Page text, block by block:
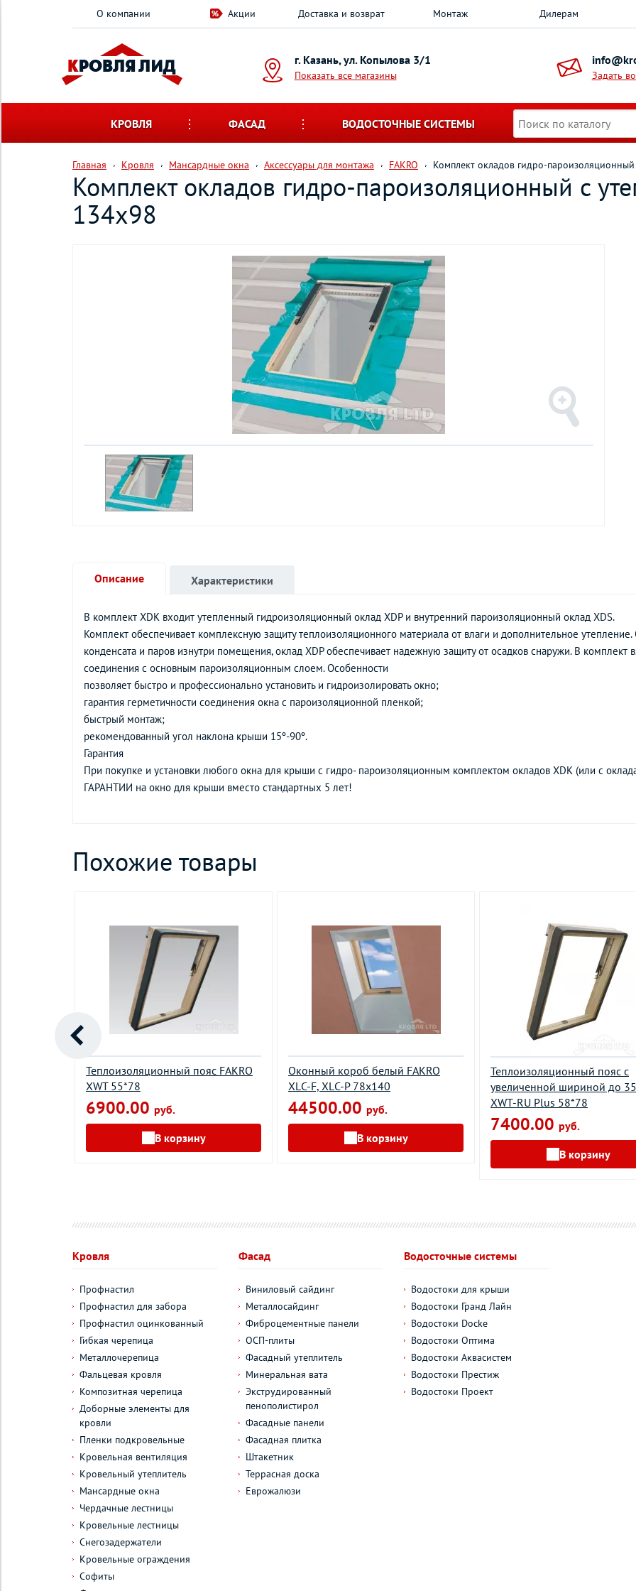
О компании Акции Доставка и возврат Монтаж Дилерам
г. Казань, ул. Копылова 3/1
Показать все магазины Задать
КРОВЛЯ ФАСАД ВОДОСТОЧНЫЕ СИСТЕМЫ
Главная Кровля Мансардные окна Аксессуары для монтажа FAKRO Комплект окладов гидро-
Комплект окладов гидро-пароизоляционный c
134х98
Описание
В комплект XDK входит утепленный гидроизоляционный оклад XDP и внутренний пароизоляционный оклад XDS.
Комплект обеспечивает комплексную защиту теплоизоляционного материала от влаги и дополнительное
конденсата и паров изнутри помещения, оклад XDP обеспечивает надежную защиту от осадков снаружи. В
соединения с основным пароизоляционным слоем. Особенности
позволяет быстро и профессионально установить и гидроизолировать окно;
гарантия герметичности соединения окна с пароизоляционной пленкой;
быстрый монтаж;
рекомендованный угол наклона крыши 15º-90º.
Гарантия
При покупке и установки любого окна для крыши с гидро- пароизоляционным комплектом окладов XDK (или с
ГАРАНТИИ на окно для крыши вместо стандартных 5 лет!
Характеристики
Похожие товары
Теплоизоляционный пояс FAKRO
XWT 55*78
6900.00 руб.
В корзину
Оконный короб белый FAKRO
XLС-F, XLС-P 78х140
44500.00 руб.
В корзину
Теплоизоляционный пояс с
увеличенной шириной до
XWT-RU Plus 58*78
7400.00 руб.
В корзину
Кровля
Профнастил
Профнастил для забора
Профнастил оцинкованный
Гибкая черепица
Металлочерепица
Фальцевая кровля
Композитная черепица
Доборные элементы для
кровли
Пленки подкровельные
Кровельная вентиляция
Кровельный утеплитель
Мансардные окна
Чердачные лестницы
Кровельные лестницы
Снегозадержатели
Кровельные ограждения
Софиты
Фасад
Виниловый сайдинг
Металлосайдинг
Фиброцементные панели
ОСП-плиты
Фасадный утеплитель
Минеральная вата
Экструдированный
пенополистирол
Фасадные панели
Фасадная плитка
Штакетник
Террасная доска
Еврожалюзи
Водосточные системы
Водостоки для крыши
Водостоки Гранд Лайн
Водостоки Docke
Водостоки Оптима
Водостоки Аквасистем
Водостоки Престиж
Водостоки Проект